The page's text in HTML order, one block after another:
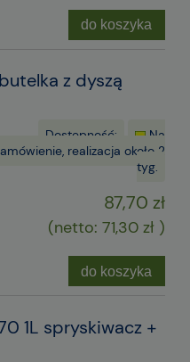
do koszyka
z dyszą
Dostępność:
Na
realizacja około 2
tyg.
87,70 zł
(netto: 71,30 zł )
do koszyka
1L spryskiwacz +